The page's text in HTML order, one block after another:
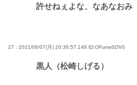
許せねぇよな、なあなおみ
27 : 2021/06/07(月) 20:36:57.148 ID:OFunwSDV0
黒人（松崎しげる）